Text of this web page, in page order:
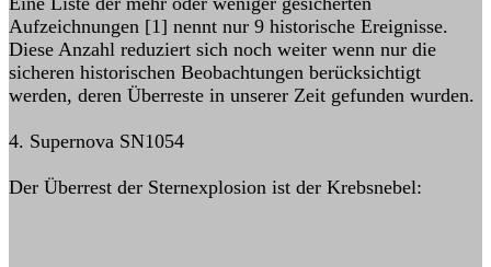
Aufzeichnungen [1] nennt nur 9 historische Ereignisse.
Diese Anzahl reduziert sich noch weiter wenn nur die
sicheren historischen Beobachtungen berücksichtigt
werden, deren Überreste in unserer Zeit gefunden wurden.
4. Supernova SN1054
Der Überrest der Sternexplosion ist der Krebsnebel: